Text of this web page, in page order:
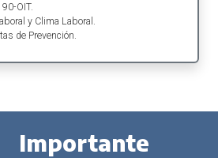
OIT.
y Clima Laboral.
de Prevención.
Importante